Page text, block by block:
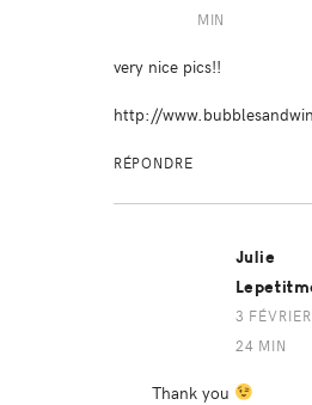
MIN
very nice pics!!
http://
RÉPONDRE
Julie
3
24 MIN
Thank you